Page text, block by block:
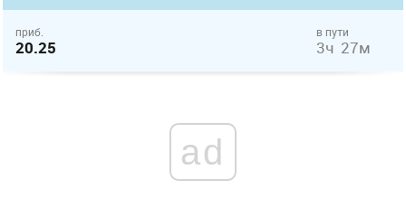
приб.
20.25
в пути
3ч 27м
ad